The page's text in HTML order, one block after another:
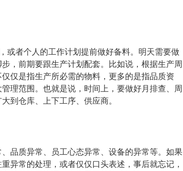
或者个人的工作计划提前做好备料。明天需要做
，前期要跟生产计划配套。比如说，根据生产周
仅是指生产所必需的物料，更多的是指品质资
理范围。也就是说，时间上，要做好月排查、周
到仓库、上下工序、供应商。
品质异常、员工心态异常、设备的异常等。如果
异常的处理，或者仅仅口头表述，事后就忘记，